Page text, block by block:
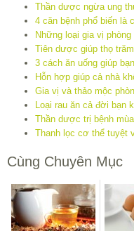
Thần dược ngừa ung
4 căn bệnh phổ biến
Những loại gia vị
Tiên dược giúp thọ
3 cách ăn uống giúp
Hỗn hợp giúp cả nhà
Gia vị và thảo mộc
Loại rau ăn cả đời bạn
Thần dược trị bệnh
Thanh lọc cơ thể tuyệt
Cùng Chuyên Mục